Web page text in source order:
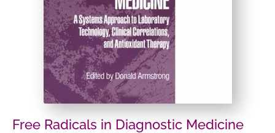
Free Radicals in Diagnostic Medicine